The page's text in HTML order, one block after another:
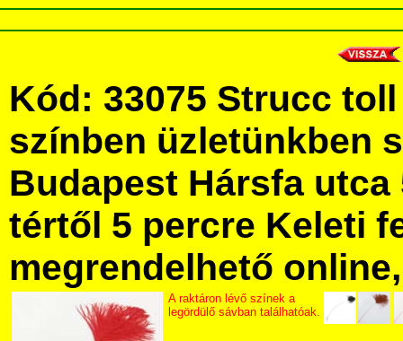
Kód: 33075 Strucc
színben üzletünkben
Budapest Hársfa utca
tértől 5 percre Keleti
megrendelhető
A raktáron lévő színek a
legördülő sávban találhatóak.